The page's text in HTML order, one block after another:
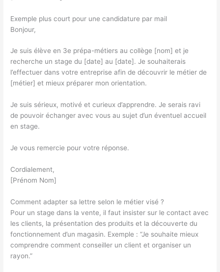
Exemple plus court pour une candidature par mail
Bonjour,
Je suis élève en 3e prépa-métiers au collège [nom] et je
recherche un stage du [date] au [date]. Je souhaiterais
l’effectuer dans votre entreprise afin de découvrir le métier de
[métier] et mieux préparer mon orientation.
Je suis sérieux, motivé et curieux d’apprendre. Je serais ravi
de pouvoir échanger avec vous au sujet d’un éventuel accueil
en stage.
Je vous remercie pour votre réponse.
Cordialement,
[Prénom Nom]
Comment adapter sa lettre selon le métier visé ?
Pour un stage dans la vente, il faut insister sur le contact avec
les clients, la présentation des produits et la découverte du
fonctionnement d’un magasin. Exemple : “Je souhaite mieux
comprendre comment conseiller un client et organiser un
rayon.”